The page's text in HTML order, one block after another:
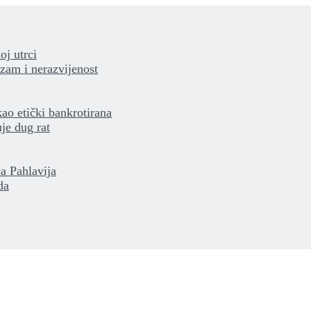
utrci
i nerazvijenost
etički bankrotirana
dug rat
Pahlavija